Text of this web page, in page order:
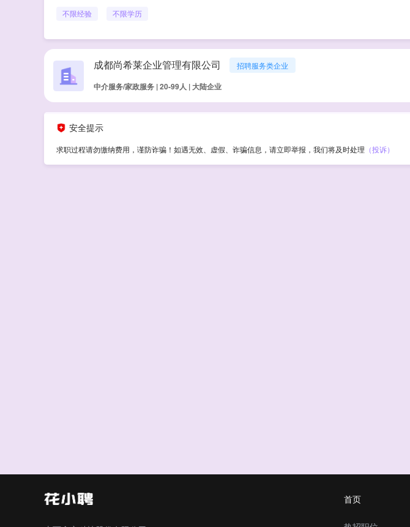
不限经验 不限学历
成都尚希莱企业管理有限公司 招聘服务类企业
中介服务/家政服务 | 20-99人 | 大陆企业
安全提示
求职过程请勿缴纳费用，谨防诈骗！如遇无效、虚假、诈骗信息，请立即举报，我们将及时处理 （投诉）
首页